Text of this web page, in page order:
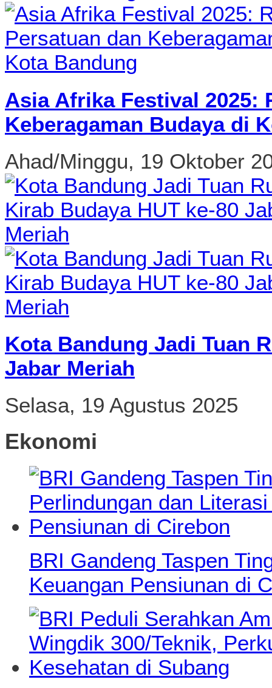
Asia Afrika Festival 2025:
Keberagaman Budaya di
Ahad/Minggu, 19 Oktober
Kota Bandung Jadi Tuan
Jabar Meriah
Selasa, 19 Agustus 2025
Ekonomi
BRI Gandeng Taspen
Keuangan Pensiunan di